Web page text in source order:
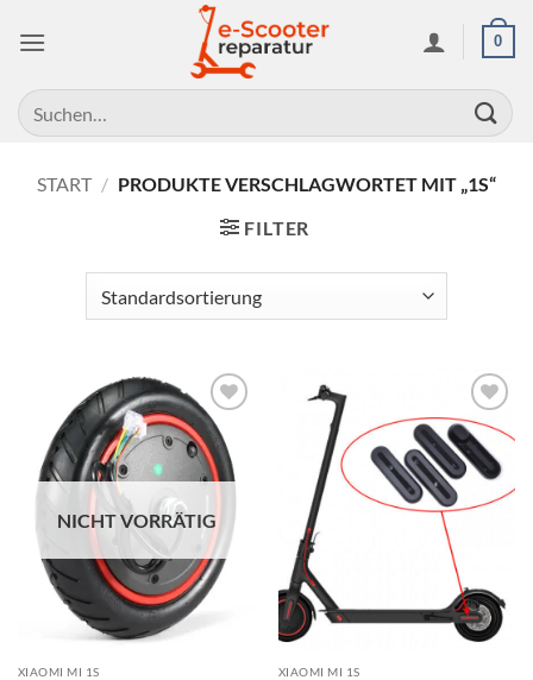
Inhalt
0
Suchen
nach:
START / PRODUKTE VERSCHLAGWORTET MIT „1S“
FILTER
Auf die
Wunschliste
NICHT VORRÄTIG
XIAOMI MI 1S
Auf die
Wunschliste
XIAOMI MI 1S